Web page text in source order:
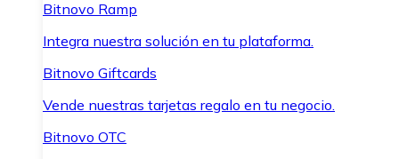
Bitnovo Ramp
Integra nuestra solución en tu plataforma.
Bitnovo Giftcards
Vende nuestras tarjetas regalo en tu negocio.
Bitnovo OTC